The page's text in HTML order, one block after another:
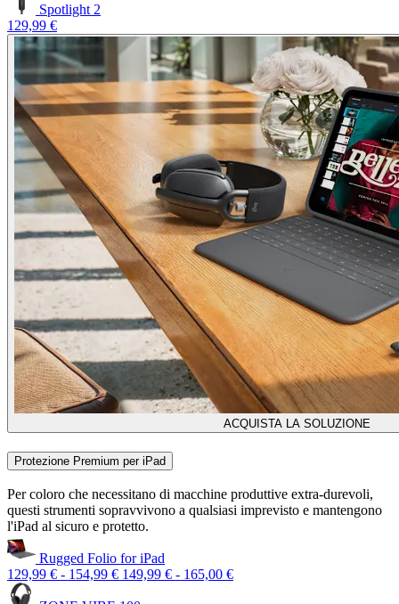
Spotlight 2
129,99 €
ACQUISTA LA SOLUZIONE
Protezione Premium per iPad
Per coloro che necessitano di macchine produttive extra-durevoli,
questi strumenti sopravvivono a qualsiasi imprevisto e mantengono
l'iPad al sicuro e protetto.
Rugged Folio for iPad
129,99 € - 154,99 € 149,99 € - 165,00 €